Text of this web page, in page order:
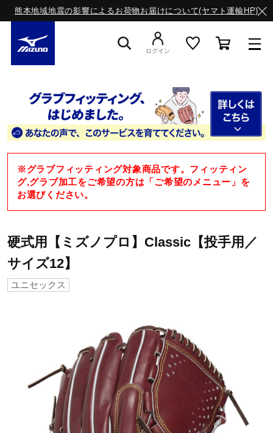
熊本地域地震の影響によるお荷物お届けについて(ヤマト運輸HP)
ライフスタイルウエア
ランニング
トレーニング
ゴルフ
スイム
ログイン
※グラブフィッティング対象商品です。フィッティン
グ,グラブ加工をご希望の方は「ご希望のメニュー」を
お選びください。
硬式用【ミズノプロ】Classic【投手用／
サイズ12】
ユニセックス